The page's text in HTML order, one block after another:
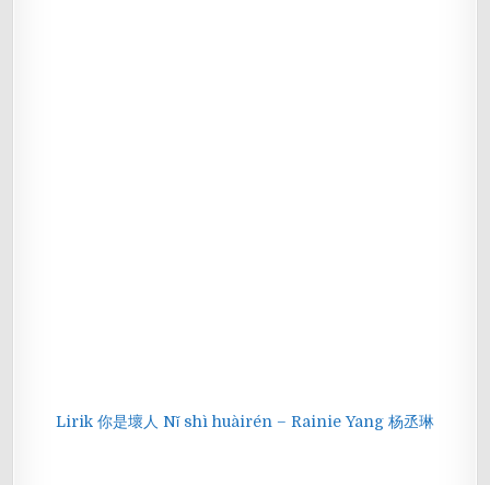
Lirik 你是壞人 Nǐ shì huàirén – Rainie Yang 杨丞琳